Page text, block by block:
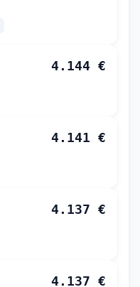
4.144 €
4.141 €
4.137 €
4.137 €